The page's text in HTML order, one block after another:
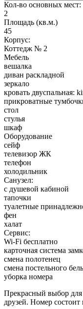
Кол-во основных мест:
2
Площадь (кв.м.)
45
Корпус:
Коттедж № 2
Мебель
вешалка
диван раскладной
зеркало
кровать двуспальная:
прикроватные
стол
стулья
шкаф
Оборудование
сейф
телевизор ЖК
телефон
холодильник
Санузел:
с душевой кабиной
тапочки
туалетные
фен
халат
Сервис:
Wi-Fi бесплатно
карточная система
смена полотенец
смена постельного
уборка номера
Прекрасный выбор
друзей. Номер